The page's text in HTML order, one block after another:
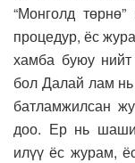
“Монголд төрнө”
процедур, ёс
хамба буюу нийт
бол Далай лам
батламжилсан
доо. Ер нь
илүү ёс журам,